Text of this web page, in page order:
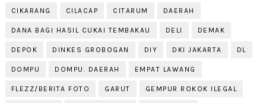
CIKARANG CILACAP CITARUM DAERAH
DANA BAGI HASIL CUKAI TEMBAKAU DELI DEMAK
DEPOK DINKES GROBOGAN DIY DKI JAKARTA DL
DOMPU DOMPU. DAERAH EMPAT LAWANG
FLEZZ/BERITA FOTO GARUT GEMPUR ROKOK ILEGAL